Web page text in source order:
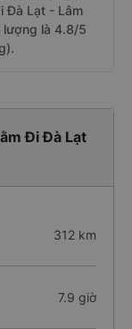
Đà Lạt - Lâm
lượng là 4.8/5
Đi Đà Lạt
312 km
7.9 giờ